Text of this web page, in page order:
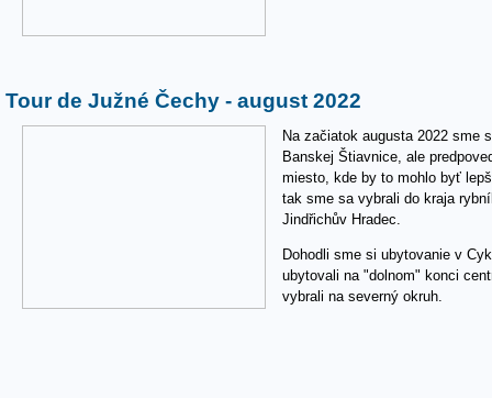
Tour de Južné Čechy - august 2022
Na začiatok augusta 2022 sme
Banskej Štiavnice, ale
miesto, kde by to mohlo byť
tak sme sa vybrali do kraja
Jindřichův Hradec.
Dohodli sme si ubytovanie v
ubytovali na "dolnom" konci
vybrali na severný okruh.